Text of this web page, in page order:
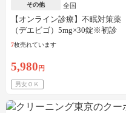
その他 全国
【オンライン診療】不眠対策薬
（デエビゴ）5mg×30錠※初診
料・送料込
7枚売れています
5,980 円
男女ＯＫ